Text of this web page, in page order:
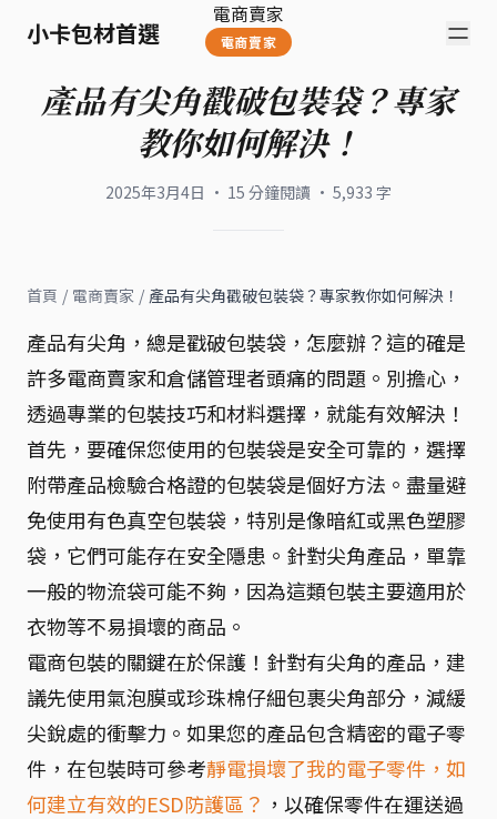
小卡包材首選
電商賣家
電商賣家
產品有尖角戳破包裝袋？專家
教你如何解決！
2025年3月4日 · 15 分鐘閱讀 · 5,933 字
首頁 / 電商賣家 / 產品有尖角戳破包裝袋？專家教你如何解決！
產品有尖角，總是戳破包裝袋，怎麼辦？這的確是
許多電商賣家和倉儲管理者頭痛的問題。別擔心，
透過專業的包裝技巧和材料選擇，就能有效解決！
首先，要確保您使用的包裝袋是安全可靠的，選擇
附帶產品檢驗合格證的包裝袋是個好方法。盡量避
免使用有色真空包裝袋，特別是像暗紅或黑色塑膠
袋，它們可能存在安全隱患。針對尖角產品，單靠
一般的物流袋可能不夠，因為這類包裝主要適用於
衣物等不易損壞的商品。
電商包裝的關鍵在於保護！針對有尖角的產品，建
議先使用氣泡膜或珍珠棉仔細包裹尖角部分，減緩
尖銳處的衝擊力。如果您的產品包含精密的電子零
件，在包裝時可參考靜電損壞了我的電子零件，如
何建立有效的ESD防護區？ ，以確保零件在運送過